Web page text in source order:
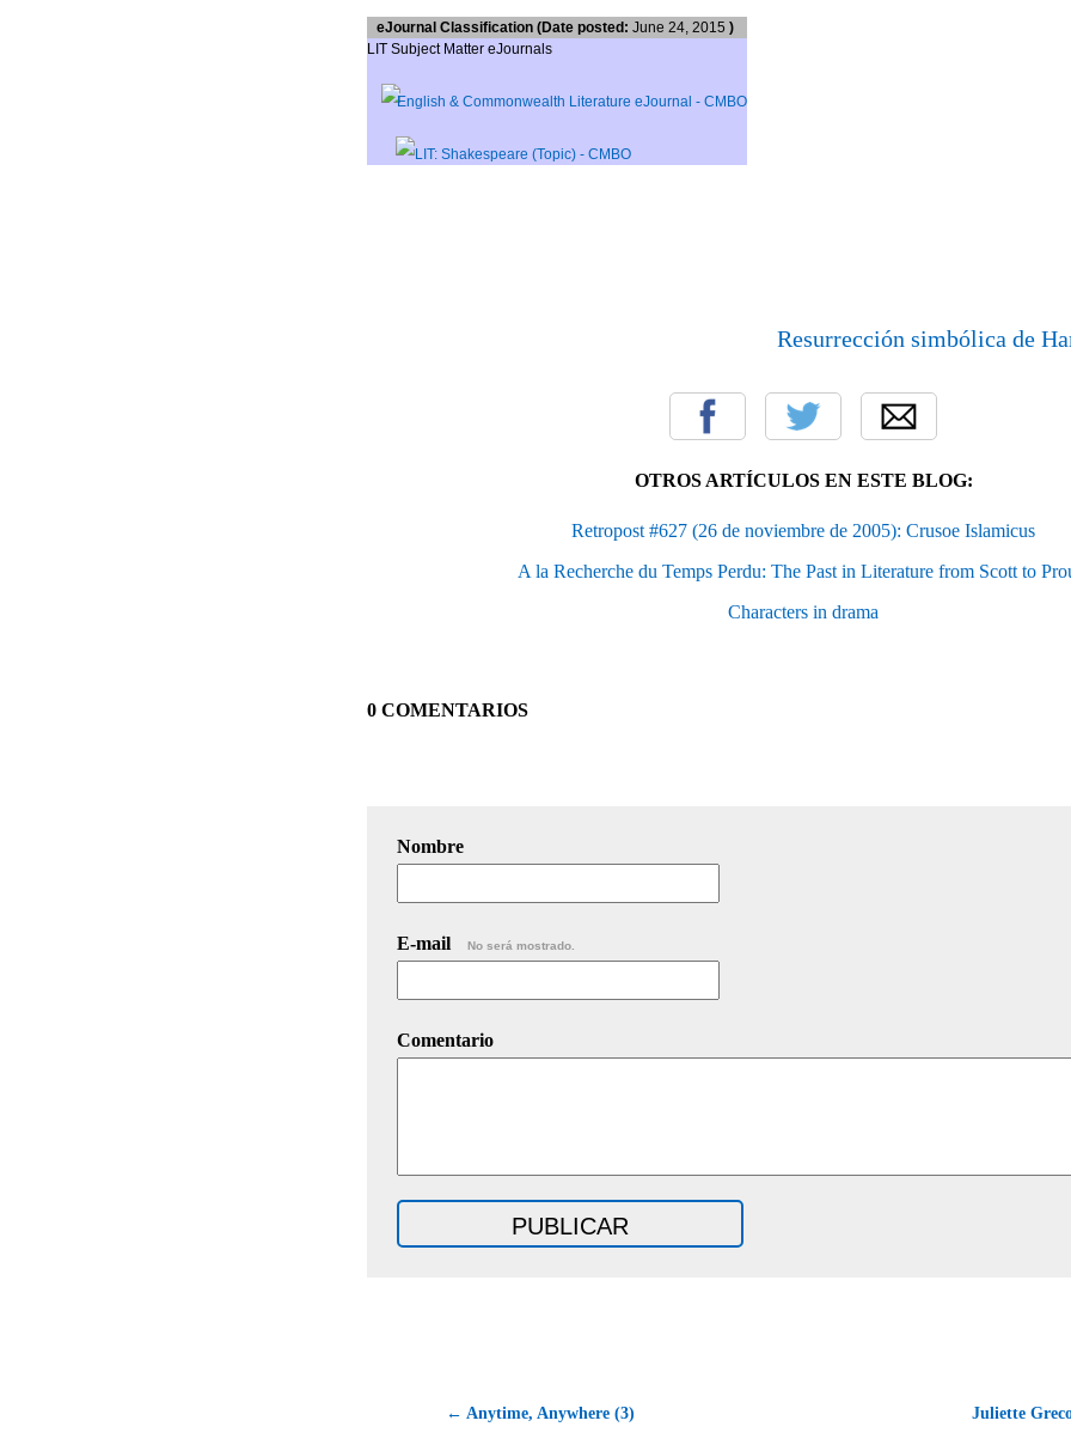
eJournal Classification (Date posted: June 24, 2015 )
LIT Subject Matter eJournals
English & Commonwealth Literature eJournal - CMBO
LIT: Shakespeare (Topic) - CMBO
Resurrección simbólica de
OTROS ARTÍCULOS EN ESTE BLOG:
Retropost #627 (26 de noviembre de 2005): Crusoe Islamicus
A la Recherche du Temps Perdu: The Past in Literature from Scott to
Characters in drama
0 COMENTARIOS
Nombre
E-mail No será mostrado.
Comentario
← Anytime, Anywhere (3)
Juliette